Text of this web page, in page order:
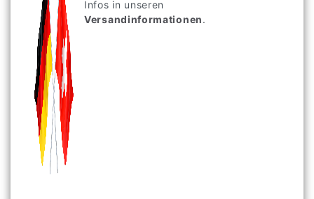
Infos in unseren
Versandinformationen.